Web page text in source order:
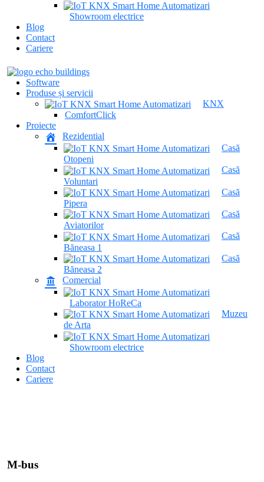
Showroom electrice
Blog
Contact
Cariere
Software
Produse și servicii
KNX
ComfortClick
Proiecte
Rezidential
Casă
Otopeni
Casă
Voluntari
Casă
Pipera
Casă
Aviatorilor
Casă
Băneasa 1
Casă
Băneasa 2
Comercial
Laborator HoReCa
Muzeu
de Arta
Showroom electrice
Blog
Contact
Cariere
M-bus